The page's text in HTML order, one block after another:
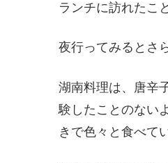
ランチに訪れたこ
夜行ってみるとさ
湖南料理は、唐辛
験したことのない
きで色々と食べて